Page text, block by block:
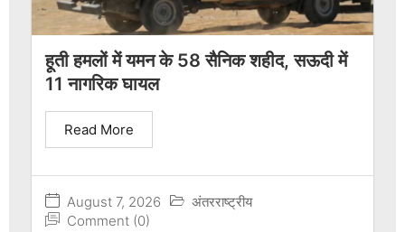
हूती हमलों में यमन के 58 सैनिक शहीद, सऊदी में
11 नागरिक घायल
August 7, 2026
अंतरराष्ट्रीय
Comment (0)
Read More